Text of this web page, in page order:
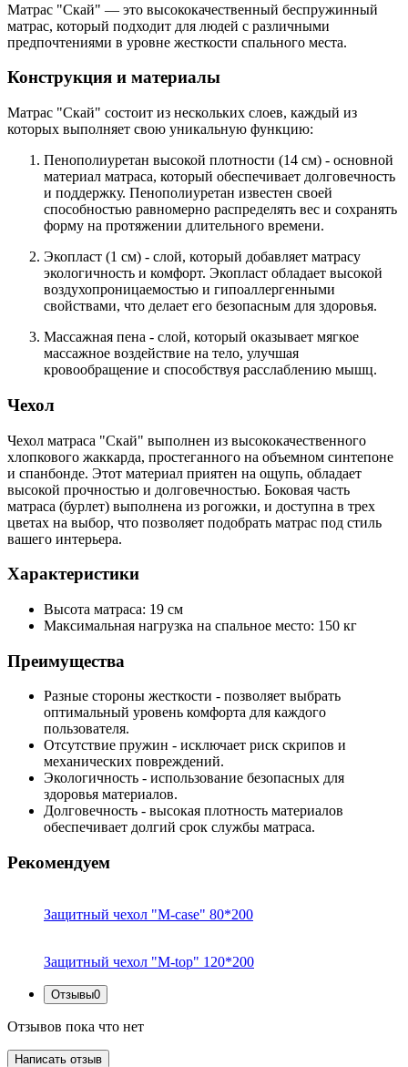
Матрас "Скай" — это высококачественный беспружинный
матрас, который подходит для людей с различными
предпочтениями в уровне жесткости спального места.
Конструкция и материалы
Матрас "Скай" состоит из нескольких слоев, каждый из
которых выполняет свою уникальную функцию:
Пенополиуретан высокой плотности (14 см) - основной
материал матраса, который обеспечивает долговечность
и поддержку. Пенополиуретан известен своей
способностью равномерно распределять вес и сохранять
форму на протяжении длительного времени.
Экопласт (1 см) - слой, который добавляет матрасу
экологичность и комфорт. Экопласт обладает высокой
воздухопроницаемостью и гипоаллергенными
свойствами, что делает его безопасным для здоровья.
Массажная пена - слой, который оказывает мягкое
массажное воздействие на тело, улучшая
кровообращение и способствуя расслаблению мышц.
Чехол
Чехол матраса "Скай" выполнен из высококачественного
хлопкового жаккарда, простеганного на объемном синтепоне
и спанбонде. Этот материал приятен на ощупь, обладает
высокой прочностью и долговечностью. Боковая часть
матраса (бурлет) выполнена из рогожки, и доступна в трех
цветах на выбор, что позволяет подобрать матрас под стиль
вашего интерьера.
Характеристики
Высота матраса: 19 см
Максимальная нагрузка на спальное место: 150 кг
Преимущества
Разные стороны жесткости - позволяет выбрать
оптимальный уровень комфорта для каждого
пользователя.
Отсутствие пружин - исключает риск скрипов и
механических повреждений.
Экологичность - использование безопасных для
здоровья материалов.
Долговечность - высокая плотность материалов
обеспечивает долгий срок службы матраса.
Рекомендуем
Защитный чехол "M-case" 80*200
Защитный чехол "M-top" 120*200
Отзывы0
Отзывов пока что нет
Написать отзыв